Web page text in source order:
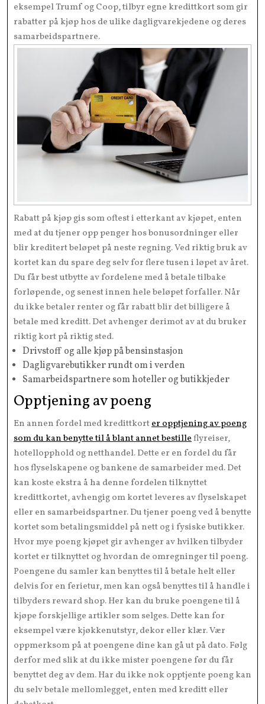
eksempel Trumf og Coop, tilbyr egne kredittkort som gir
rabatter på kjøp hos de ulike dagligvarekjedene og deres
samarbeidspartnere.
Rabatt på kjøp gis som oftest i etterkant av kjøpet, enten
med at du tjener opp penger hos bonusordninger eller
blir kreditert beløpet på neste regning. Ved riktig bruk av
kortet kan du spare deg selv for flere tusen i løpet av året.
Du får best utbytte av fordelene med å betale tilbake
forløpende, og senest innen hele beløpet forfaller. Når
du ikke betaler renter og får rabatt blir det billigere å
betale med kreditt. Det avhenger derimot av at du bruker
riktig kort på riktig sted.
Drivstoff og alle kjøp på bensinstasjon
Dagligvarebutikker rundt om i verden
Samarbeidspartnere som hoteller og butikkjeder
Opptjening av poeng
En annen fordel med kredittkorter opptjening av poeng
som du kan benytte til å blant annet bestilleflyreiser,
hotellopphold og netthandel. Dette er en fordel du får
hos flyselskapene og bankene de samarbeider med. Det
kan koste ekstra å ha denne fordelen tilknyttet
kredittkortet, avhengig om kortet leveres av flyselskapet
eller en samarbeidspartner. Du tjener poeng ved å benytte
kortet som betalingsmiddel på nett og i fysiske butikker.
Hvor mye poeng kjøpet gir avhenger av hvilken tilbyder
kortet er tilknyttet og hvordan de omregninger til poeng.
Poengene du samler kan benyttes til å betale helt eller
delvis for en ferietur, men kan også benyttes til å handle i
tilbyders reward shop. Her kan du bruke poengene til å
kjøpe forskjellige artikler som selges. Dette kan for
eksempel være kjøkkenutstyr, dekor eller klær. Vær
oppmerksom på at poengene dine kan gå ut på dato. Følg
derfor med slik at du ikke mister poengene før du får
benyttet deg av dem. Har du ikke nok opptjente poeng kan
du selv betale mellomlegget, enten med kreditt eller